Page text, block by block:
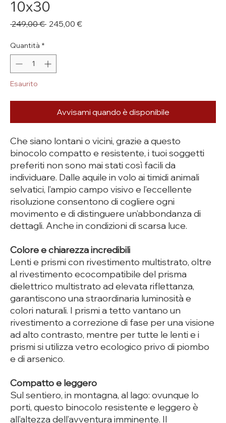
10x30
249,00 € Prezzo
245,00 €Prezzo
Quantità *
Esaurito
Avvisami quando è disponibile
Che siano lontani o vicini, grazie a questo
binocolo compatto e resistente, i tuoi soggetti
preferiti non sono mai stati così facili da
individuare. Dalle aquile in volo ai timidi animali
selvatici, l’ampio campo visivo e l’eccellente
risoluzione consentono di cogliere ogni
movimento e di distinguere un’abbondanza di
dettagli. Anche in condizioni di scarsa luce.
Colore e chiarezza incredibili
Lenti e prismi con rivestimento multistrato, oltre
al rivestimento ecocompatibile del prisma
dielettrico multistrato ad elevata riflettanza,
garantiscono una straordinaria luminosità e
colori naturali. I prismi a tetto vantano un
rivestimento a correzione di fase per una visione
ad alto contrasto, mentre per tutte le lenti e i
prismi si utilizza vetro ecologico privo di piombo
e di arsenico.
Compatto e leggero
Sul sentiero, in montagna, al lago: ovunque lo
porti, questo binocolo resistente e leggero è
all’altezza dell’avventura imminente. Il